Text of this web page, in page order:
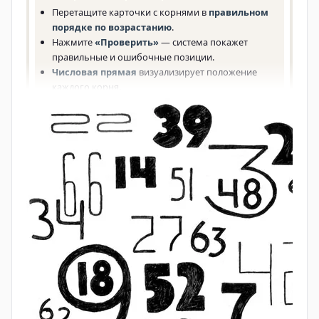
параллелепипеда и цилиндра — всё это было
нужно для расчёта запасов зерна, строительства и
распределения ресурсов.
Уравнения и метод ложного
положения
Неизвестное в задачах обозначалось иероглифом
«хау»(«куча»). Египтяне решали линейные
уравнения с одним неизвестным с помощью
метода ложного положения : брали
произвольное значение, считали результат, а
затем корректировали его пропорционально. Это
не абстрактная алгебра, а очень практичный
вычислительный приём, который позже
встречался и в других культурах.
Прогрессии и головоломки
В задаче №79 встречается знаменитая задача о